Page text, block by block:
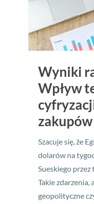
Wyniki
Wpływ
zakupów
Szacuje się, że
dolarów na
Sueskiego
Takie zdarzenia,
geopolityczne